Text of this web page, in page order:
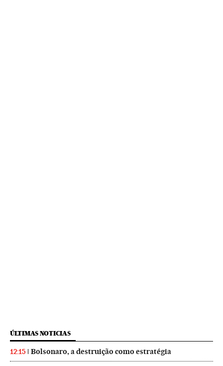
ÚLTIMAS NOTICIAS
12:15 Bolsonaro, a destruição como estratégia